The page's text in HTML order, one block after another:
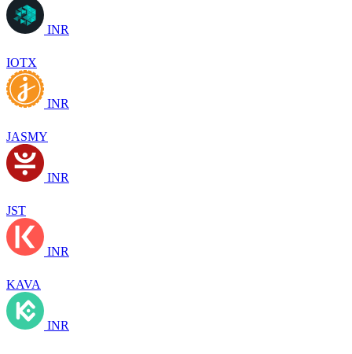
INR
IOTX
INR
JASMY
INR
JST
INR
KAVA
INR